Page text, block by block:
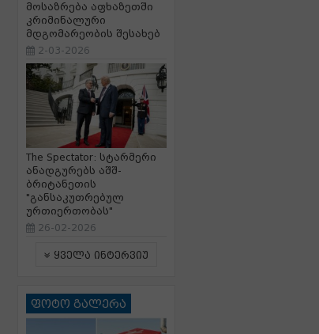
მოსაზრება აფხაზეთში
კრიმინალური
მდგომარეობის შესახებ
2-03-2026
The Spectator: სტარმერი
ანადგურებს აშშ-
ბრიტანეთის
"განსაკუთრებულ
ურთიერთობას"
26-02-2026
ყველა ინტერვიუ
ფოტო გალერა